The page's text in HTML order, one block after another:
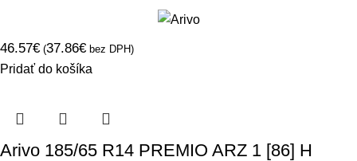
46.57€ (37.86€ bez DPH)
Pridať do košíka
Arivo 185/65 R14 PREMIO ARZ 1 [86] H